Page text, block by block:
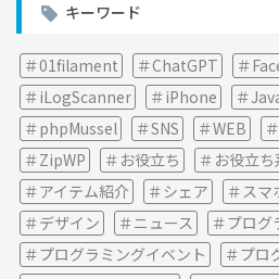
ブ
キーワード
01filament ChatGPT
iLogScanner
iPhone
phpMussel
SNS WEB
ZipWP
お役立ち お役立ち
アイテム紹介
シェア スマ
デザイン
ニュース
プログ
プログラミングイベント
プロ